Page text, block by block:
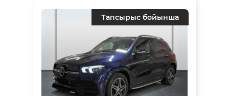
Тапсырыс бойынша